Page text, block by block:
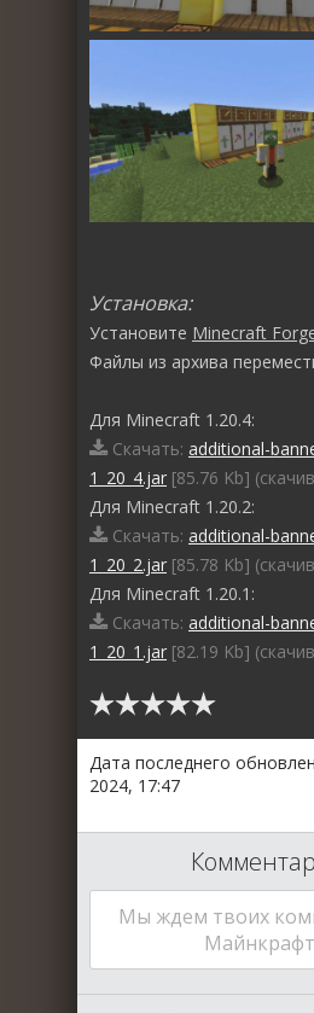
Установка:
Установите Minecraft
Файлы из архива
Для Minecraft 1.20.4:
Скачать: additional-
1_20_4.jar [85.76 Kb]
Для Minecraft 1.20.2:
Скачать: additional-
1_20_2.jar [85.78 Kb]
Для Minecraft 1.20.1:
Скачать: additional-
1_20_1.jar [82.19 Kb]
Дата последнего
2024, 17:47
Мы ждем твоих